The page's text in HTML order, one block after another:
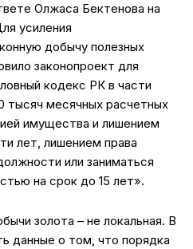
Олжаса Бектенова на
усиления
добычу полезных
законопроект для
кодекс РК в части
тысяч месячных расчетных
имущества и лишением
лет, лишением права
или заниматься
на срок до 15 лет».
золота – не локальная. В
данные о том, что порядка